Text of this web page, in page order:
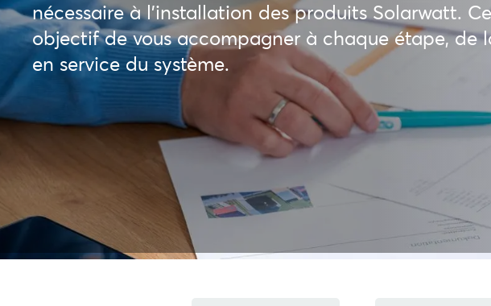
nécessaire à l’installation des produits Solarwatt.
objectif de vous accompagner à chaque étape, de
en service du système.